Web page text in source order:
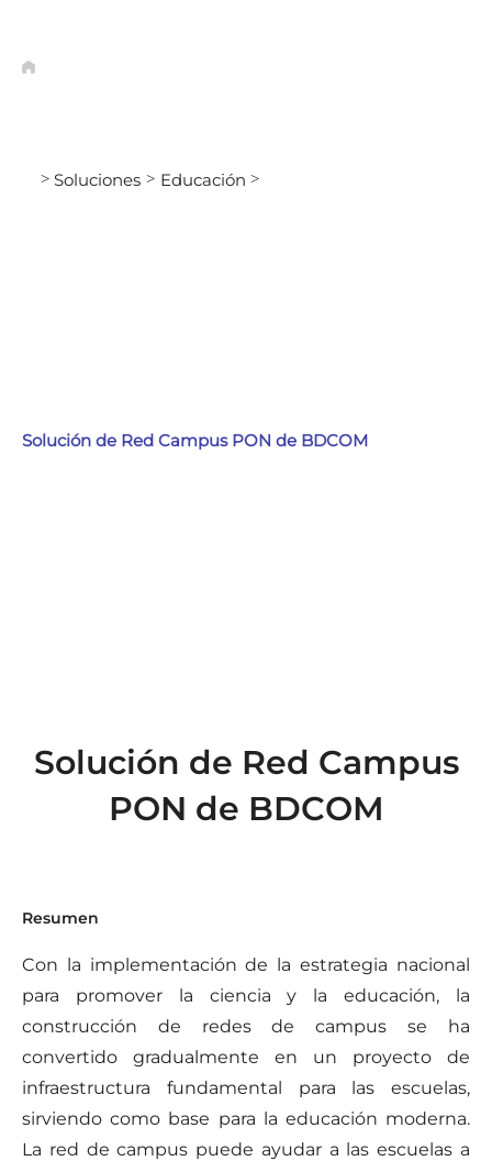
> Soluciones > Educación >
Solución de Red Campus PON de BDCOM
Solución de Red Campus
PON de BDCOM
Resumen
Con la implementación de la estrategia nacional
para promover la ciencia y la educación, la
construcción de redes de campus se ha
convertido gradualmente en un proyecto de
infraestructura fundamental para las escuelas,
sirviendo como base para la educación moderna.
La red de campus puede ayudar a las escuelas a